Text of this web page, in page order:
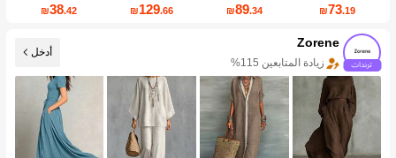
₪73.19
₪89.34
₪129.66
₪38.42
Zorene
زيادة المتابعين 115%
أدخل